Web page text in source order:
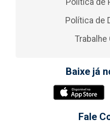
Política de
Baixe já
Fale